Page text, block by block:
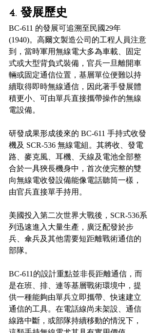
4. 發展歷史
BC-611 的發展可追溯至民國29年
(1940)。高爾文製造公司的工程人員注意
到，當時軍用無線電大多為車載、固定
式或大型背負式裝備，官兵一旦離開車
輛或固定通信位置，基層單位便難以持
續取得即時無線通信，因此著手發展體
積更小、可由單兵直接攜帶操作的無線
電設備。
研發成果形成後來的 BC-611 手持式收發
機及 SCR-536 無線電組。其將收、發電
路、麥克風、耳機、天線及電池全部整
合於一具狹長機身中，首次使完整的雙
向無線電收發設備能像電話聽筒一樣，
由官兵直接單手持用。
美國投入第二次世界大戰後，SCR-536系
列迅速進入大量生產，廣泛配發於步
兵、傘兵及其他需要短距離戰術通信的
部隊。
BC-611的設計重點並非長距離通信，而
是在班、排、連等基層戰術環境中，提
供一種能夠由單兵立即攜帶、快速建立
通信的工具。在電話線尚未架設、通信
線路中斷，或部隊持續移動的情況下，